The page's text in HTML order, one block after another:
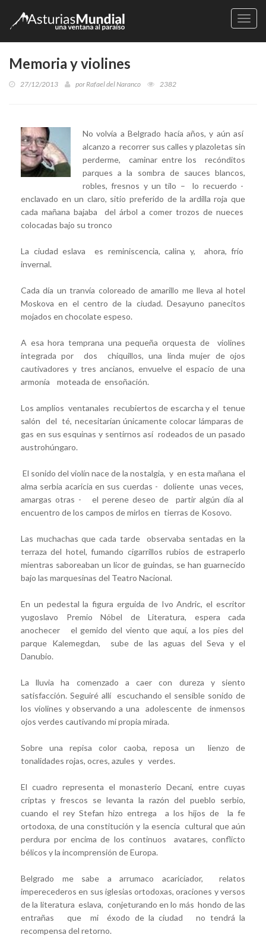
Memoria y violines
27/12/2013 porRafael del Naranco 2382
No volvía a Belgrado hacía años, y aún así
alcanzo a recorrer sus calles y plazoletas sin
perderme, caminar entre los recónditos
parques a la sombra de sauces blancos,
robles, fresnos y un tilo – lo recuerdo -
enclavado en un claro, sitio preferido de la ardilla roja que
cada mañana bajaba del árbol a comer trozos de nueces
colocadas bajo su tronco
La ciudad eslava es reminiscencia, calina y, ahora, frío
invernal.
Cada día un tranvía coloreado de amarillo me lleva al hotel
Moskova en el centro de la ciudad. Desayuno panecitos
mojados en chocolate espeso.
A esa hora temprana una pequeña orquesta de violines
integrada por dos chiquillos, una linda mujer de ojos
cautivadores y tres ancianos, envuelve el espacio de una
armonía moteada de ensoñación.
Los amplios ventanales recubiertos de escarcha y el tenue
salón del té, necesitarían únicamente colocar lámparas de
gas en sus esquinas y sentirnos así rodeados de un pasado
austrohúngaro.
El sonido del violín nace de la nostalgia, y en esta mañana el
alma serbia acaricia en sus cuerdas - doliente unas veces,
amargas otras - el perene deseo de partir algún día al
encuentro de los campos de mirlos en tierras de Kosovo.
Las muchachas que cada tarde observaba sentadas en la
terraza del hotel, fumando cigarrillos rubios de estraperlo
mientras saboreaban un licor de guindas, se han guarnecido
bajo las marquesinas del Teatro Nacional.
En un pedestal la figura erguida de Ivo Andric, el escritor
yugoslavo Premio Nóbel de Literatura, espera cada
anochecer el gemido del viento que aquí, a los pies del
parque Kalemegdan, sube de las aguas del Seva y el
Danubio.
La lluvia ha comenzado a caer con dureza y siento
satisfacción. Seguiré allí escuchando el sensible sonido de
los violines y observando a una adolescente de inmensos
ojos verdes cautivando mi propia mirada.
Sobre una repisa color caoba, reposa un lienzo de
tonalidades rojas, ocres, azules y verdes.
El cuadro representa el monasterio Decani, entre cuyas
criptas y frescos se levanta la razón del pueblo serbio,
cuando el rey Stefan hizo entrega a los hijos de la fe
ortodoxa, de una constitución y la esencia cultural que aún
perdura por encima de los continuos avatares, conflicto
bélicos y la incomprensión de Europa.
Belgrado me sabe a arrumaco acariciador, relatos
imperecederos en sus iglesias ortodoxas, oraciones y versos
de la literatura eslava, conjeturando en lo más hondo de las
entrañas que mi éxodo de la ciudad no tendrá la
recompensa del retorno.